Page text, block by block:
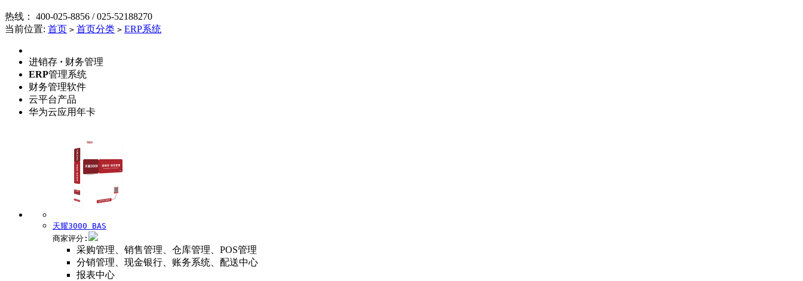
热线： 400-025-8856 / 025-52188270
当前位置: 首页 > 首页分类 > ERP系统
进销存 · 财务管理
ERP管理系统
财务管理软件
云平台产品
华为云应用年卡
天耀3000 BAS
商家评分:
采购管理、销售管理、仓库管理、POS管理
分销管理、现金银行、账务系统、配送中心
报表中心